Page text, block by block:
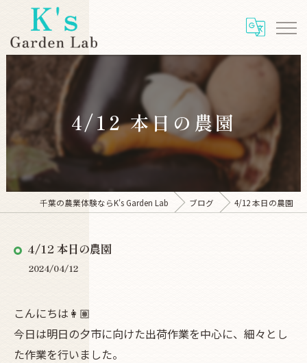
4/12 本日の農園
千葉の農業体験ならK's Garden Lab ブログ 4/12 本日の農園
4/12 本日の農園
2024/04/12
こんにちは👩🏽
今日は明日の夕市に向けた出荷作業を中心に、細々とし
た作業を行いました。